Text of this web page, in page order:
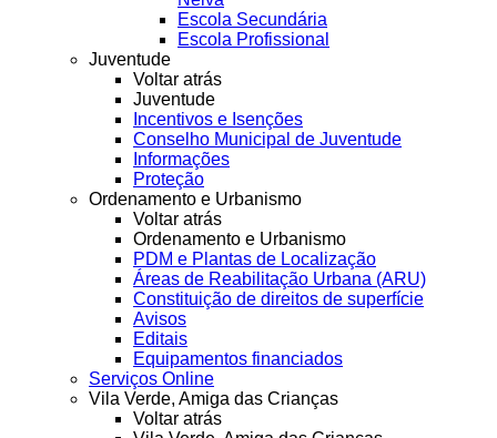
Escola Secundária
Escola Profissional
Juventude
Voltar atrás
Juventude
Incentivos e Isenções
Conselho Municipal de Juventude
Informações
Proteção
Ordenamento e Urbanismo
Voltar atrás
Ordenamento e Urbanismo
PDM e Plantas de Localização
Áreas de Reabilitação Urbana (ARU)
Constituição de direitos de superfície
Avisos
Editais
Equipamentos financiados
Serviços Online
Vila Verde, Amiga das Crianças
Voltar atrás